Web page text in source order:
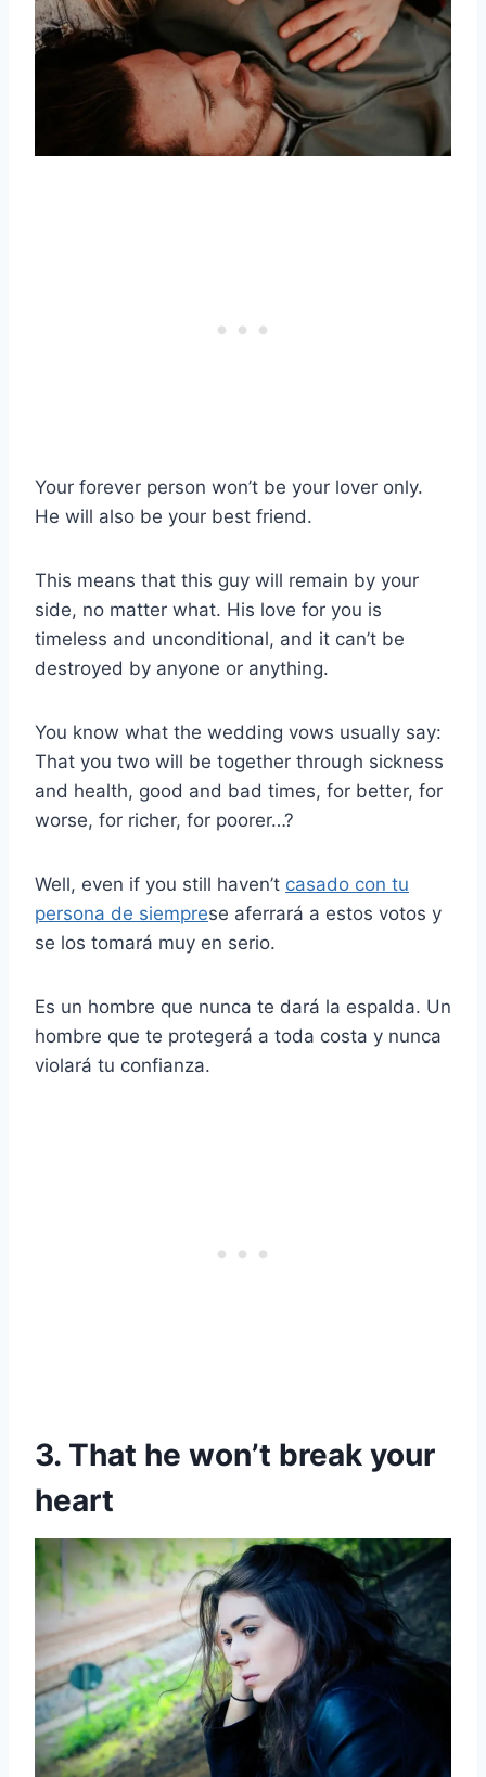
Your forever person won’t be your lover only.
He will also be your best friend.
This means that this guy will remain by your
side, no matter what. His love for you is
timeless and unconditional, and it can’t be
destroyed by anyone or anything.
You know what the wedding vows usually say:
That you two will be together through sickness
and health, good and bad times, for better, for
worse, for richer, for poorer…?
Well, even if you still haven’t casado con tu
persona de siemprese aferrará a estos votos y
se los tomará muy en serio.
Es un hombre que nunca te dará la espalda. Un
hombre que te protegerá a toda costa y nunca
violará tu confianza.
3. That he won’t break your
heart